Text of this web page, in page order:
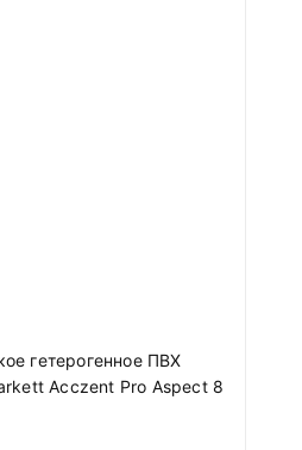
гетерогенное ПВХ
Acczent Pro Aspect 8